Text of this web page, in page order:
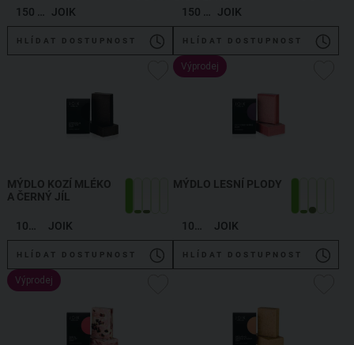
JOIK
HLÍDAT DOSTUPNOST
JOIK
HLÍDAT DOSTUPNOST
MÝDLO KOZÍ MLÉKO
A ČERNÝ JÍL
JOIK
HLÍDAT DOSTUPNOST
Výprodej
MÝDLO LESNÍ PLODY
JOIK
HLÍDAT DOSTUPNOST
Výprodej